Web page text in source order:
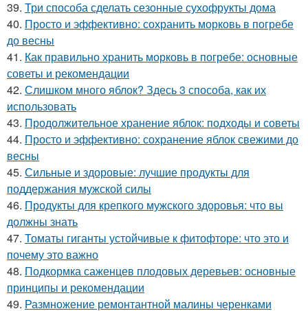
39. Три способа сделать сезонные сухофрукты дома
40. Просто и эффективно: сохранить морковь в погребе
до весны
41. Как правильно хранить морковь в погребе: основные
советы и рекомендации
42. Слишком много яблок? Здесь 3 способа, как их
использовать
43. Продолжительное хранение яблок: подходы и советы
44. Просто и эффективно: сохранение яблок свежими до
весны
45. Сильные и здоровые: лучшие продукты для
поддержания мужской силы
46. Продукты для крепкого мужского здоровья: что вы
должны знать
47. Томаты гиганты устойчивые к фитофторе: что это и
почему это важно
48. Подкормка саженцев плодовых деревьев: основные
принципы и рекомендации
49. Размножение ремонтантной малины черенками